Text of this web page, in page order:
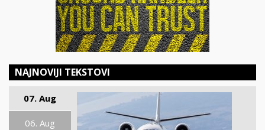
NAJNOVIJI TEKSTOVI
07. Aug
06. Aug